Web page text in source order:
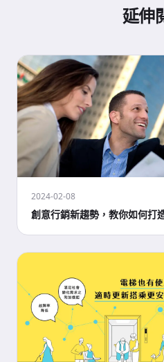
延伸
2024-02-08
創意行銷新趨勢，教你如何打